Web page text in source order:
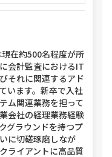
在約500名程度が所
会計監査におけるIT
それに関連するアド
います。新卒で入社
ム関連業務を担って
会社の経理業務経験
グラウンドを持つプ
に切磋琢磨しなが
ライアントに高品質